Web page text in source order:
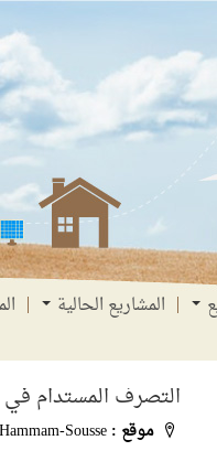
المشاريع الحالية
التصرف المستدام في
موقع :Hammam-Sousse